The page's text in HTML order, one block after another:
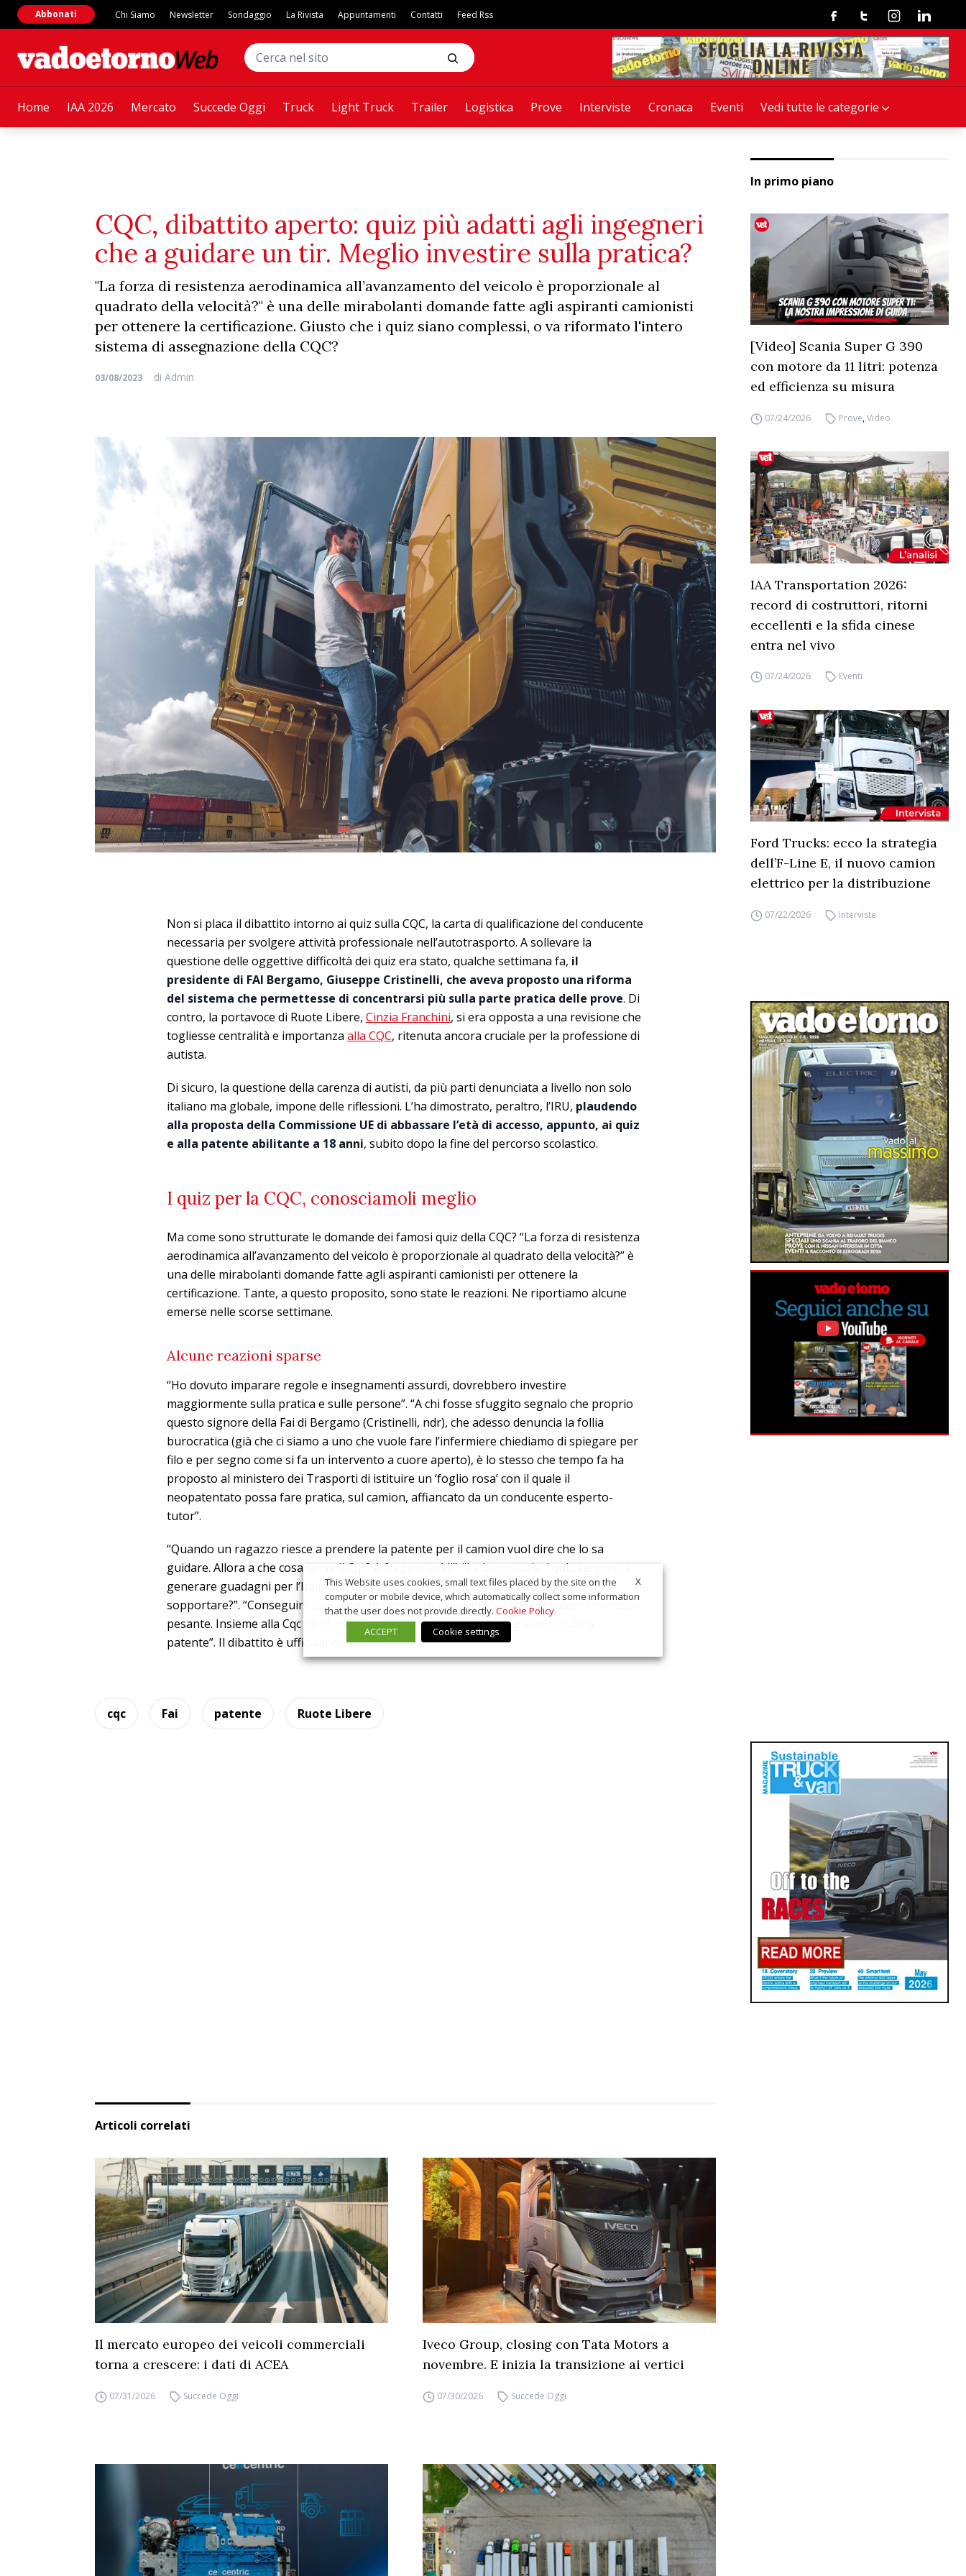
Home IAA 2026 Mercato Succede Oggi Truck Light Truck Trailer Logistica Prove Interviste Cronaca Eventi Vedi tutte le categorie
Abbonati Chi Siamo Newsletter Sondaggio La Rivista Appuntamenti Contatti Feed Rss FacebookTwitterInstagramLinkedin
CQC, dibattito aperto: quiz più adatti agli ingegneri
che a guidare un tir. Meglio investire sulla pratica?
"La forza di resistenza aerodinamica all’avanzamento del veicolo è proporzionale al
quadrato della velocità?" è una delle mirabolanti domande fatte agli aspiranti camionisti
per ottenere la certificazione. Giusto che i quiz siano complessi, o va riformato l'intero
sistema di assegnazione della CQC?
03/08/2023 di Admin
Non si placa il dibattito intorno ai quiz sulla CQC, la carta di qualificazione del conducente
necessaria per svolgere attività professionale nell’autotrasporto. A sollevare la
questione delle oggettive difficoltà dei quiz era stato, qualche settimana fa, il
presidente di FAI Bergamo, Giuseppe Cristinelli, che aveva proposto una riforma
del sistema che permettesse di concentrarsi più sulla parte pratica delle prove. Di
contro, la portavoce di Ruote Libere, Cinzia Franchini, si era opposta a una revisione che
togliesse centralità e importanza alla CQC, ritenuta ancora cruciale per la professione di
autista.
Di sicuro, la questione della carenza di autisti, da più parti denunciata a livello non solo
italiano ma globale, impone delle riflessioni. L’ha dimostrato, peraltro, l’IRU, plaudendo
alla proposta della Commissione UE di abbassare l’età di accesso, appunto, ai quiz
e alla patente abilitante a 18 anni, subito dopo la fine del percorso scolastico.
I quiz per la CQC, conosciamoli meglio
Ma come sono strutturate le domande dei famosi quiz della CQC? “La forza di resistenza
aerodinamica all’avanzamento del veicolo è proporzionale al quadrato della velocità?” è
una delle mirabolanti domande fatte agli aspiranti camionisti per ottenere la
certificazione. Tante, a questo proposito, sono state le reazioni. Ne riportiamo alcune
emerse nelle scorse settimane.
Alcune reazioni sparse
“Ho dovuto imparare regole e insegnamenti assurdi, dovrebbero investire
maggiormente sulla pratica e sulle persone”. “A chi fosse sfuggito segnalo che proprio
questo signore della Fai di Bergamo (Cristinelli, ndr), che adesso denuncia la follia
burocratica (già che ci siamo a uno che vuole fare l’infermiere chiediamo di spiegare per
filo e per segno come si fa un intervento a cuore aperto), è lo stesso che tempo fa ha
proposto al ministero dei Trasporti di istituire un ‘foglio rosa’ con il quale il
neopatentato possa fare pratica, sul camion, affiancato da un conducente esperto-
tutor”.
“Quando un ragazzo riesce a prendere la patente per il camion vuol dire che lo sa
guidare. Allora a che cosa serve il Cqc? A fregare soldi”. “La burocrazia, i quiz servono a
generare guadagni per l’Italia che non lavora. Ma quanto ancora li vogliamo
sopportare?”. “Conseguire una patente superiore non significa saper guidare un mezzo
pesante. Insieme alla Cqc va riformato anche il percorso di conseguimento della
patente”. Il dibattito è ufficialmente aperto.
cqc Fai patente Ruote Libere
In primo piano
[Video] Scania Super G 390
con motore da 11 litri: potenza
ed efficienza su misura
07/24/2026 Prove,Video
IAA Transportation 2026:
record di costruttori, ritorni
eccellenti e la sfida cinese
entra nel vivo
07/24/2026 Eventi
Ford Trucks: ecco la strategia
dell’F-Line E, il nuovo camion
elettrico per la distribuzione
07/22/2026 Interviste
Articoli correlati
Il mercato europeo dei veicoli commerciali
torna a crescere: i dati di ACEA
07/31/2026 Succede Oggi
Iveco Group, closing con Tata Motors a
novembre. E inizia la transizione ai vertici
07/30/2026 Succede Oggi
X
This Website uses cookies, small text files placed by the site on the
computer or mobile device, which automatically collect some information
that the user does not provide directly. Cookie Policy
ACCEPT
Cookie settings